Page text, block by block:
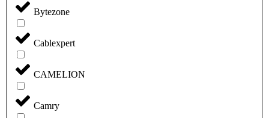
Bytezone
Cablexpert
CAMELION
Camry